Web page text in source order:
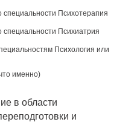
Психотерапия
Психиатрия
Психология или
именно)
в области
и